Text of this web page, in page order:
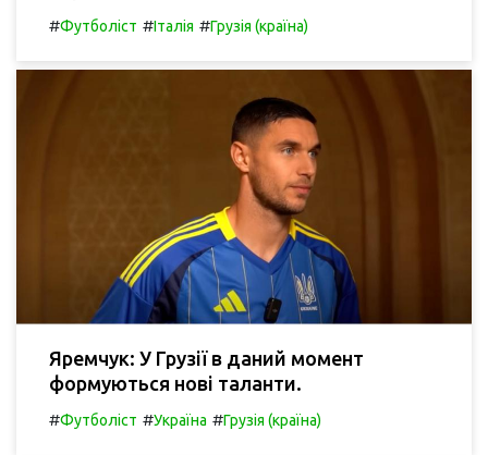
#Футболіст #Італія #Грузія (країна)
Яремчук: У Грузії в даний момент
формуються нові таланти.
#Футболіст #Україна #Грузія (країна)